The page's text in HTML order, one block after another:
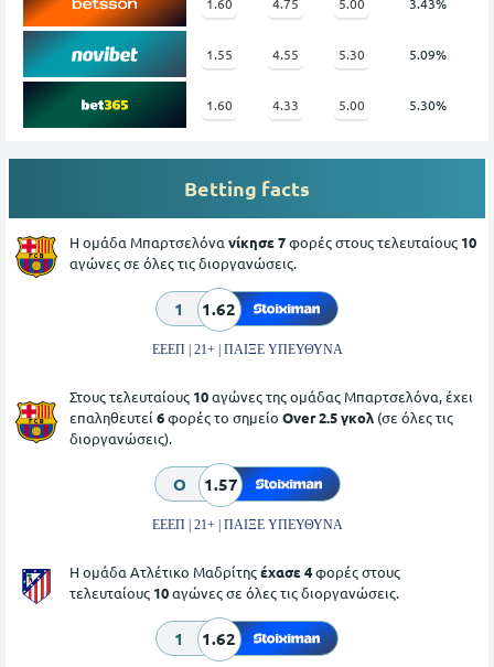
1.55 4.55 5.30 5.09%
1.60 4.33 5.00 5.30%
Betting facts
Η ομάδα Μπαρτσελόνα νίκησε 7φορές στους τελευταίους 10
αγώνες σε όλες τις διοργανώσεις.
1 1.62
ΕΕΕΠ | 21+ | ΠΑΙΞΕ ΥΠΕΥΘΥΝΑ
Στους τελευταίους 10αγώνες της ομάδας Μπαρτσελόνα, έχει
επαληθευτεί 6φορές το σημείο Over 2.5 γκολ (σε όλες τις
διοργανώσεις).
O 1.57
ΕΕΕΠ | 21+ | ΠΑΙΞΕ ΥΠΕΥΘΥΝΑ
Η ομάδα Ατλέτικο Μαδρίτηςέχασε 4φορές στους
τελευταίους 10αγώνες σε όλες τις διοργανώσεις.
1 1.62